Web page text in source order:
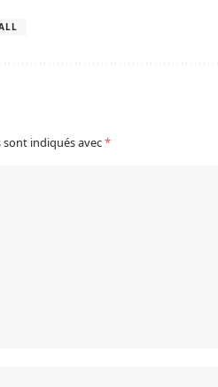
indiqués avec*